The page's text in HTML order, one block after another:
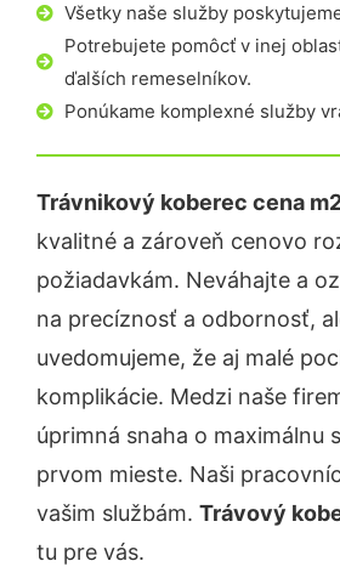
Všetky naše služby
Potrebujete pomôcť v inej
ďalších remeselníkov.
Ponúkame komplexné služby
Trávnikový koberec cena
kvalitné a zároveň cenovo
požiadavkám. Neváhajte a
na precíznosť a odbornosť,
uvedomujeme, že aj malé
komplikácie. Medzi naše
úprimná snaha o maximálnu
prvom mieste. Naši
vašim službám. Trávový
tu pre vás.